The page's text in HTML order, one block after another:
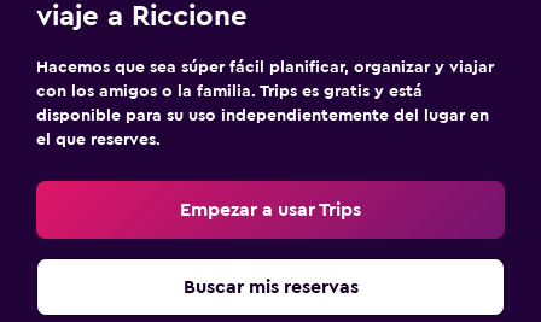
viaje a Riccione
Hacemos que sea súper fácil planificar, organizar y viajar
con los amigos o la familia. Trips es gratis y está
disponible para su uso independientemente del lugar en
el que reserves.
Empezar a usar Trips
Buscar mis reservas